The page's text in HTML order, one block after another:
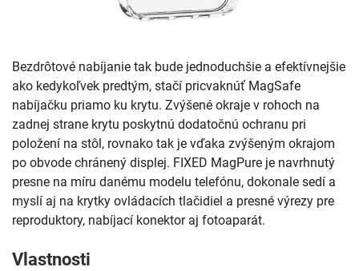
Bezdrôtové nabíjanie tak bude jednoduchšie a efektívnejšie
ako kedykoľvek predtým, stačí pricvaknúť MagSafe
nabíjačku priamo ku krytu. Zvýšené okraje v rohoch na
zadnej strane krytu poskytnú dodatočnú ochranu pri
položení na stôl, rovnako tak je vďaka zvýšeným okrajom
po obvode chránený displej. FIXED MagPure je navrhnutý
presne na míru danému modelu telefónu, dokonale sedí a
myslí aj na krytky ovládacích tlačidiel a presné výrezy pre
reproduktory, nabíjací konektor aj fotoaparát.
Vlastnosti